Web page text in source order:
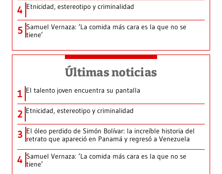
4 Etnicidad, estereotipo y criminalidad
5 Samuel Vernaza: ‘La comida más cara es la que no se
tiene’
Últimas noticias
1 El talento joven encuentra su pantalla​
2 Etnicidad, estereotipo y criminalidad
3 El óleo perdido de Simón Bolívar: la increíble historia del
retrato que apareció en Panamá y regresó a Venezuela
4 Samuel Vernaza: ‘La comida más cara es la que no se
tiene’